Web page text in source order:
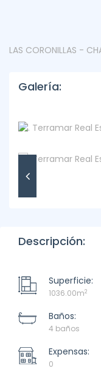
LAS CORONILLAS -
Galería:
Descripción:
Superficie:
1036.00m2
Baños:
4 baños
Expensas:
0